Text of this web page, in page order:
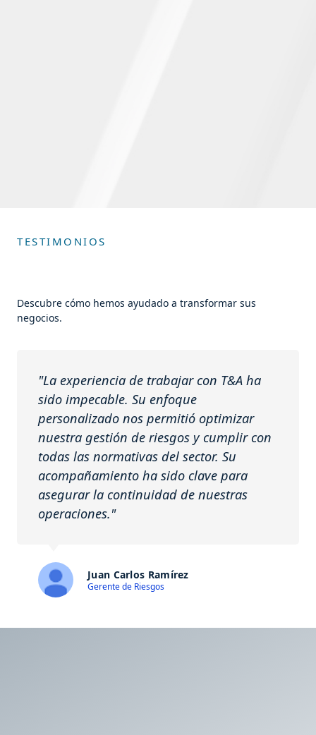
TESTIMONIOS
Descubre cómo hemos ayudado a transformar sus
negocios.
"La experiencia de trabajar con T&A ha
sido impecable. Su enfoque
personalizado nos permitió optimizar
nuestra gestión de riesgos y cumplir con
todas las normativas del sector. Su
acompañamiento ha sido clave para
asegurar la continuidad de nuestras
operaciones."
Juan Carlos Ramírez
Gerente de Riesgos